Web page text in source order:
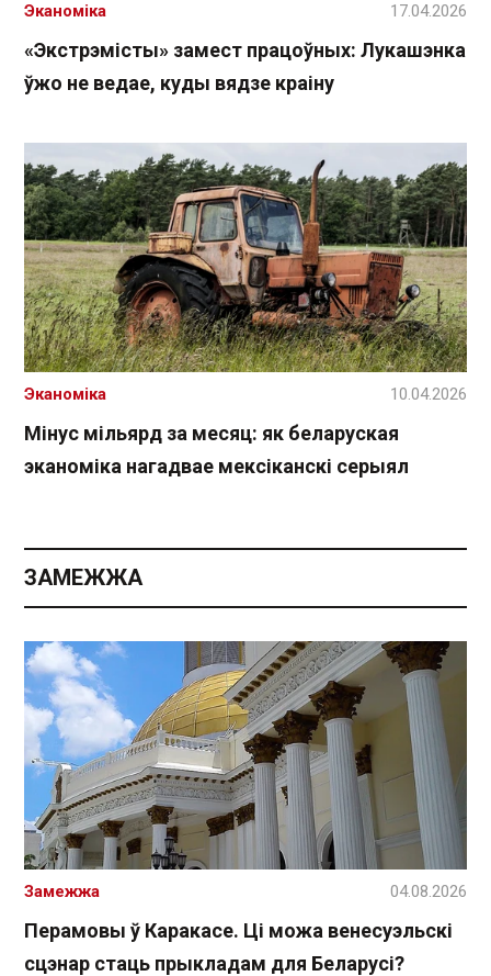
«Экстрэмісты» замест працоўных: Лукашэнка
ўжо не ведае, куды вядзе краіну
Эканоміка 17.04.2026
Мінус мільярд за месяц: як беларуская
эканоміка нагадвае мексіканскі серыял
Эканоміка 10.04.2026
ЗАМЕЖЖА
Перамовы ў Каракасе. Ці можа венесуэльскі
сцэнар стаць прыкладам для Беларусі?
Замежжа 04.08.2026